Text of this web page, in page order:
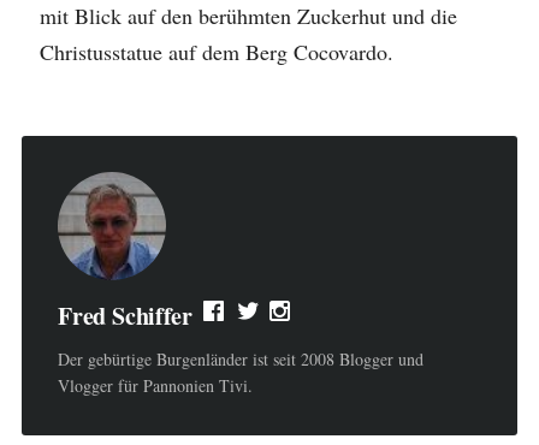
mit Blick auf den berühmten Zuckerhut und die
Christusstatue auf dem Berg Cocovardo.
Fred Schiffer
Der gebürtige Burgenländer ist seit 2008 Blogger und
Vlogger für Pannonien Tivi.